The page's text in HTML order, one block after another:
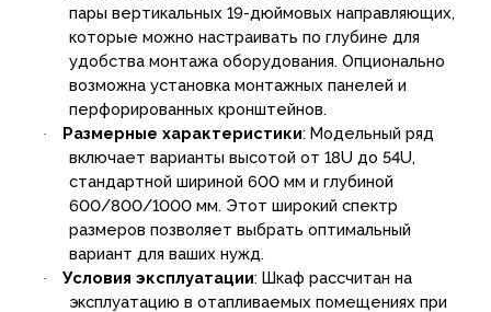
пары вертикальных 19-дюймовых направляющих,
которые можно настраивать по глубине для
удобства монтажа оборудования. Опционально
возможна установка монтажных панелей и
перфорированных кронштейнов.
· Размерные характеристики: Модельный ряд
включает варианты высотой от 18U до 54U,
стандартной шириной 600 мм и глубиной
600/800/1000 мм. Этот широкий спектр
размеров позволяет выбрать оптимальный
вариант для ваших нужд.
· Условия эксплуатации: Шкаф рассчитан на
эксплуатацию в отапливаемых помещениях при